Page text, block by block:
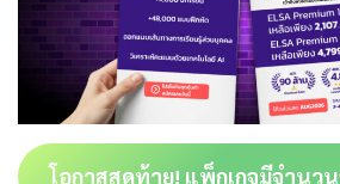
โอกาสสุดท้าย! แพ็กเกจมีจำนว